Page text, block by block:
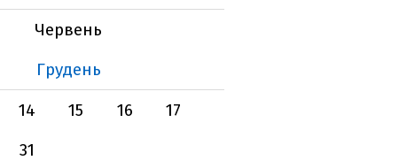
Червень
Грудень
14 15 16
17
31